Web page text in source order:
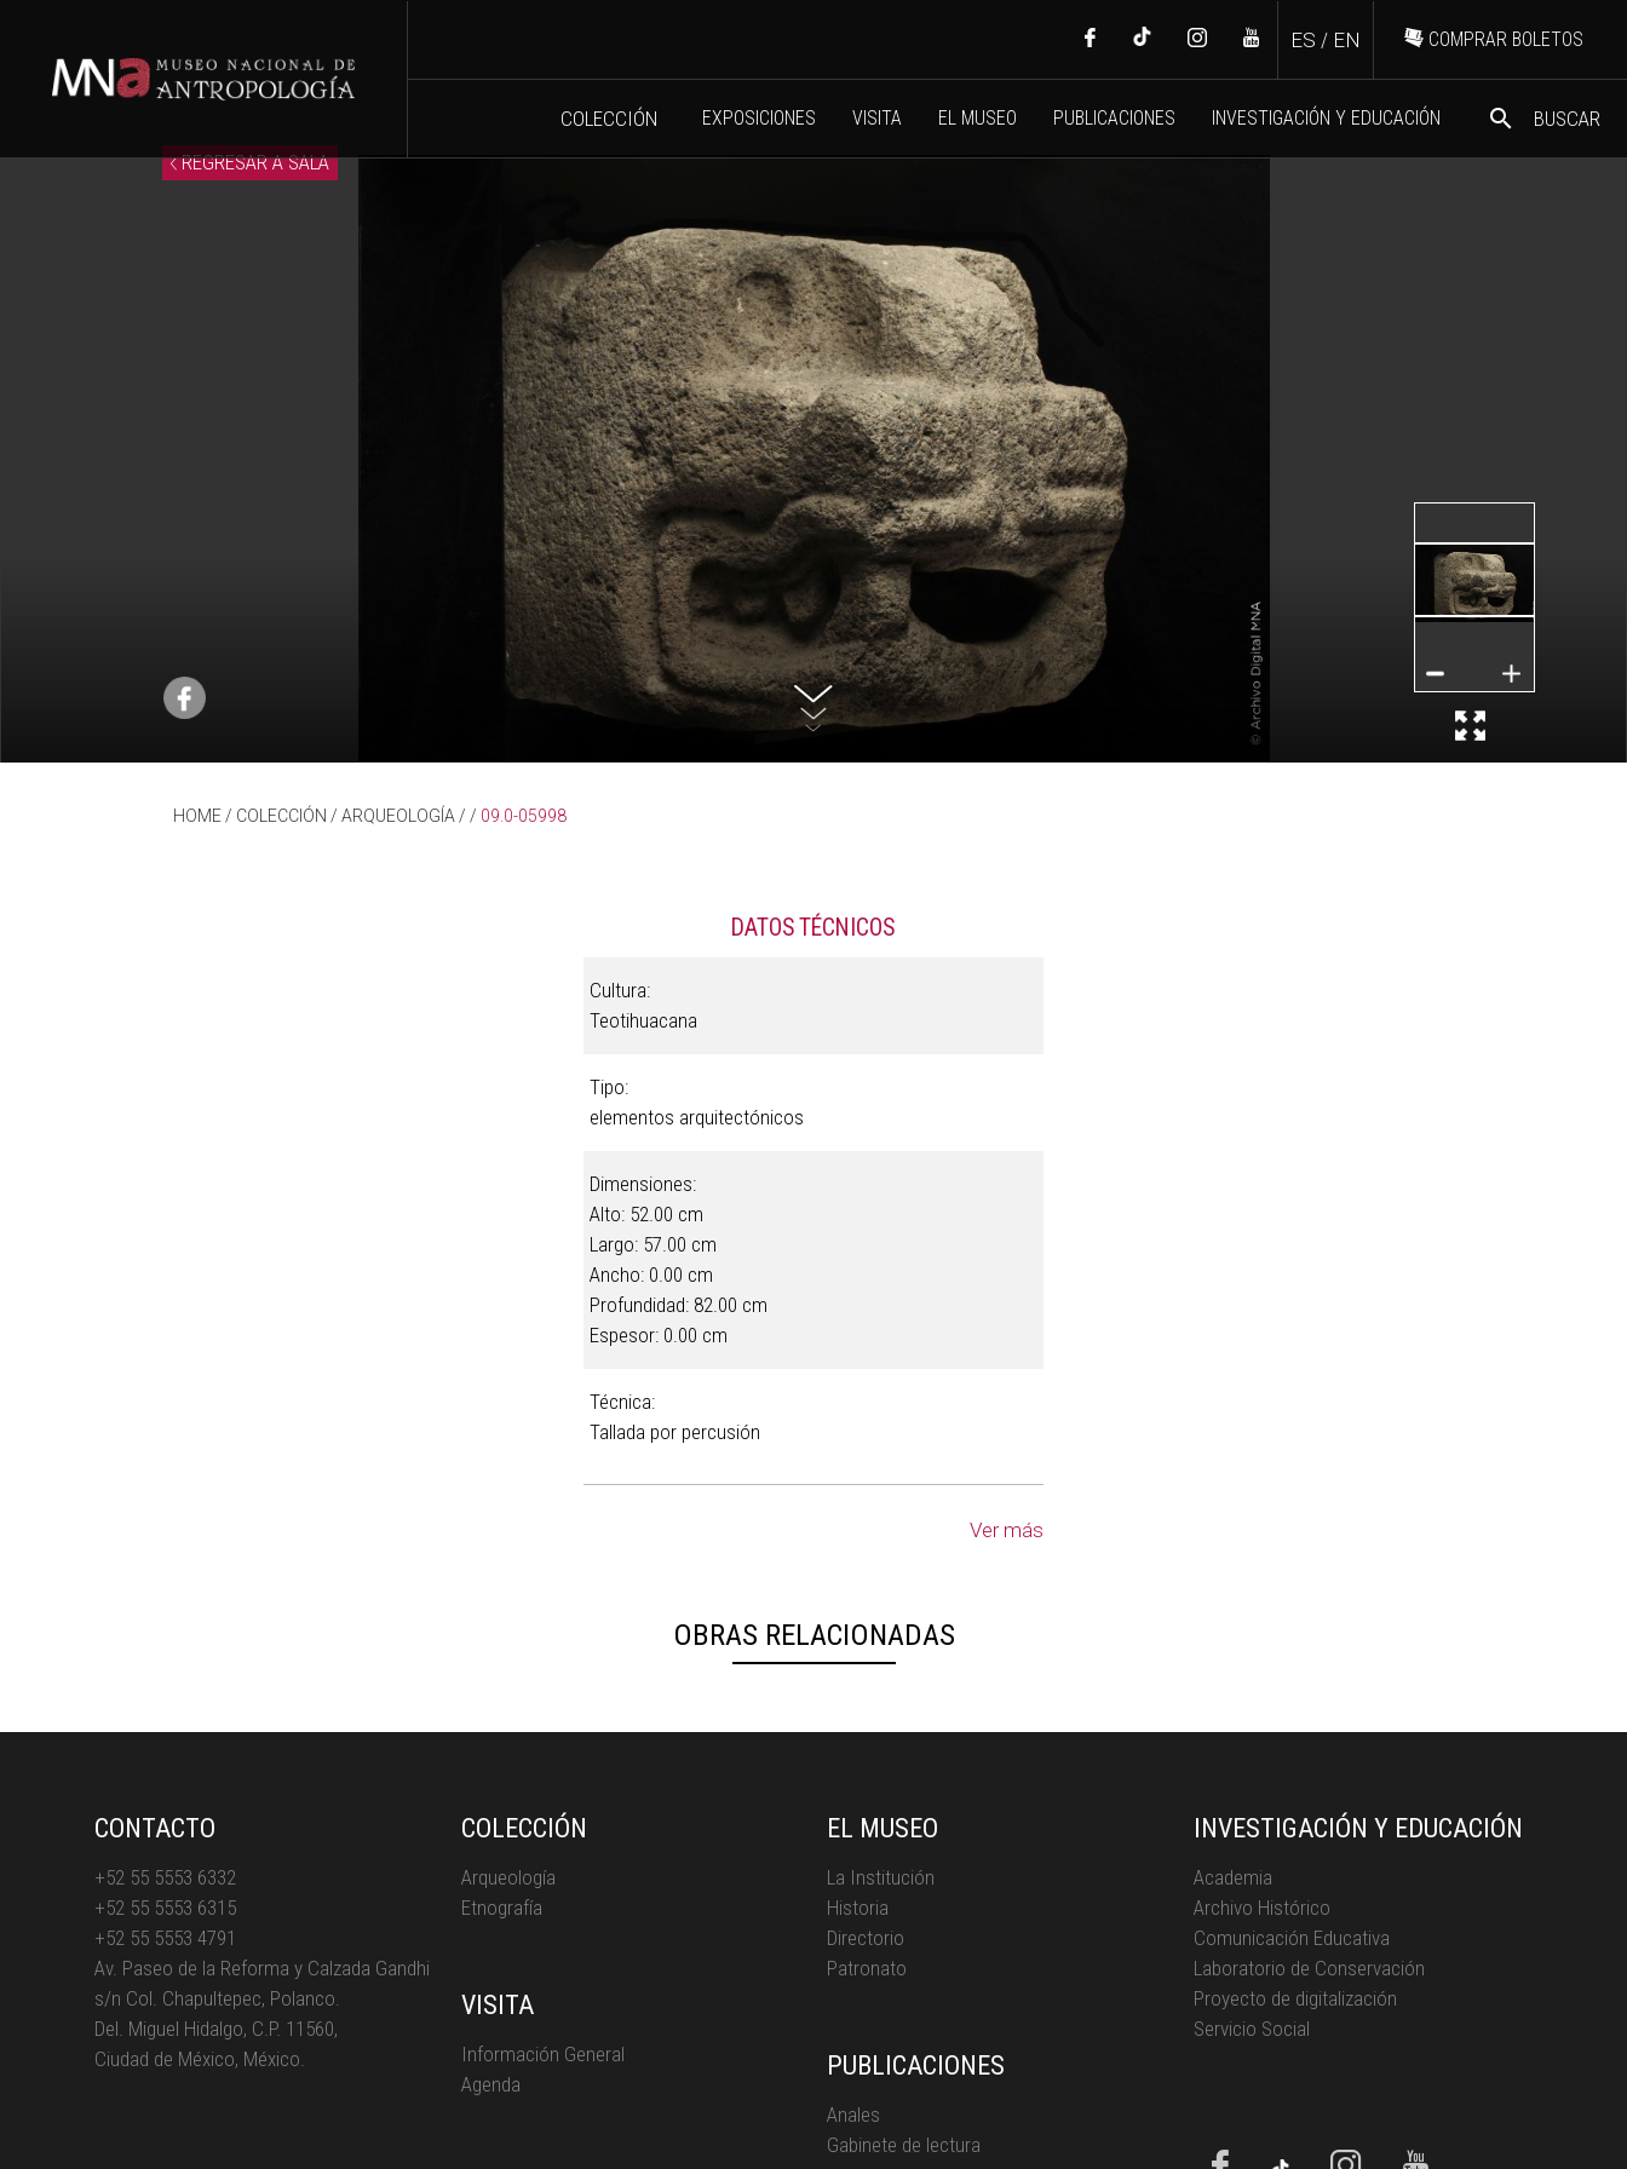
ES / EN COMPRAR BOLETOS
COLECCIÓN EXPOSICIONES VISITA EL MUSEO PUBLICACIONES INVESTIGACIÓN Y EDUCACIÓN search
BUSCAR
REGRESAR A SALA
HOME / COLECCIÓN /ARQUEOLOGÍA / / 09.0-05998
DATOS TÉCNICOS
Cultura:
Teotihuacana
Tipo:
elementos arquitectónicos
Dimensiones:
Alto: 52.00 cm
Largo: 57.00 cm
Ancho: 0.00 cm
Profundidad: 82.00 cm
Espesor: 0.00 cm
Técnica:
Tallada por percusión
Ver más
OBRAS RELACIONADAS
CONTACTO
+52 55 5553 6332
+52 55 5553 6315
+52 55 5553 4791
Av. Paseo de la Reforma y Calzada Gandhi
s/n Col. Chapultepec, Polanco.
Del. Miguel Hidalgo, C.P. 11560,
Ciudad de México, México.
COLECCIÓN
Arqueología
Etnografía
VISITA
Información General
Agenda
EL MUSEO
La Institución
Historia
Directorio
Patronato
PUBLICACIONES
Anales
Gabinete de lectura
INVESTIGACIÓN Y EDUCACIÓN
Academia
Archivo Histórico
Comunicación Educativa
Laboratorio de Conservación
Proyecto de digitalización
Servicio Social